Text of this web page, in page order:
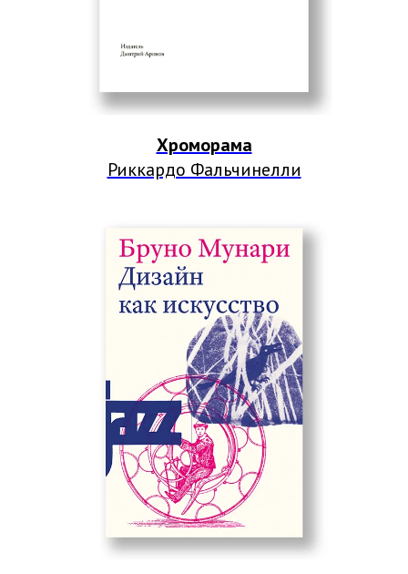
Хроморама
Риккардо Фальчинелли